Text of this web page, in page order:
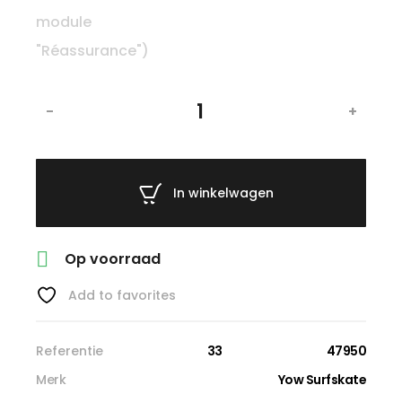
- +
In winkelwagen
 Op voorraad
Add to favorites
Referentie 33
47950
Merk
Yow Surfskate